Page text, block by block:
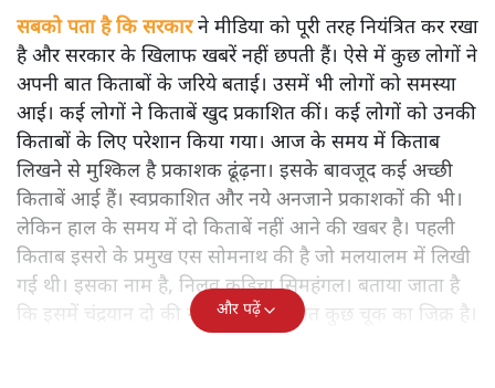
सबको पता है कि सरकारने मीडिया को पूरी तरह नियंत्रित कर रखा
है और सरकार के खिलाफ खबरें नहीं छपती हैं। ऐसे में कुछ लोगों ने
अपनी बात किताबों के जरिये बताई। उसमें भी लोगों को समस्या
आई। कई लोगों ने किताबें खुद प्रकाशित कीं। कई लोगों को उनकी
किताबों के लिए परेशान किया गया। आज के समय में किताब
लिखने से मुश्किल है प्रकाशक ढूंढ़ना। इसके बावजूद कई अच्छी
किताबें आई हैं। स्वप्रकाशित और नये अनजाने प्रकाशकों की भी।
लेकिन हाल के समय में दो किताबें नहीं आने की खबर है। पहली
किताब इसरो के प्रमुख एस सोमनाथ की है जो मलयालम में लिखी
गई थी। इसका नाम है, निलवु कुडिचा सिमहंगल। बताया जाता है
कि इसमें चंद्रयान दो की नाकामी से संबंधित कुछ चूक का जिक्र है।
और पढ़ें